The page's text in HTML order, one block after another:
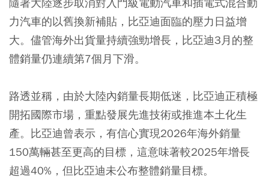
力汽車的以舊換新補貼，比亞迪面臨的壓力日益增
大。儘管海外出貨量持續強勁增長，比亞迪3月的整
體銷量仍連續第7個月下滑。
路透並稱，由於大陸內銷量長期低迷，比亞迪正積極
開拓國際市場，重點發展先進技術或推進本土化生
產。比亞迪曾表示，有信心實現2026年海外銷量
150萬輛甚至更高的目標，這意味著較2025年增長
超過40%，但比亞迪未公布整體銷量目標。